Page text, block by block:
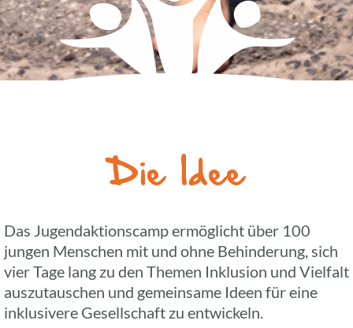
Die Idee
Das Jugend­ak­ti­ons­camp ermög­licht über 100
jungen Menschen mit und ohne Behin­de­rung, sich
vier Tage lang zu den Themen Inklu­sion und Viel­falt
auszu­tau­schen und gemein­same Ideen für eine
inklu­si­vere Gesell­schaft zu entwickeln.